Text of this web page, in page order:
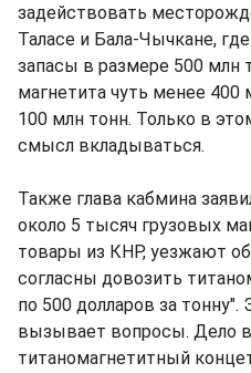
задействовать
Таласе и Бала-Чычкане,
запасы в размере 500 млн
магнетита чуть менее 400
100 млн тонн. Только в
смысл вкладываться.
Также глава кабмина
около 5 тысяч грузовых
товары из КНР, уезжают
согласны довозить
по 500 долларов за
вызывает вопросы. Дело
титаномагнетитный